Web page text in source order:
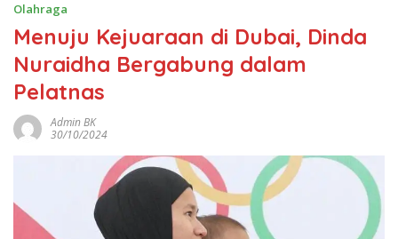
Olahraga
Menuju Kejuaraan di Dubai, Dinda
Nuraidha Bergabung dalam
Pelatnas
Admin BK
30/10/2024